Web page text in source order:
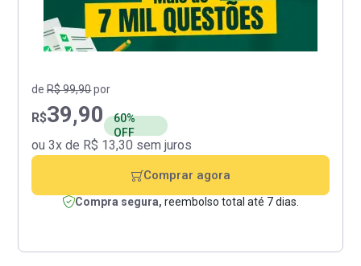
deR$ 99,90por
R$39,90
60%
OFF
ou 3x de R$ 13,30 sem juros
Comprar agora
Compra segura, reembolso total até 7 dias.